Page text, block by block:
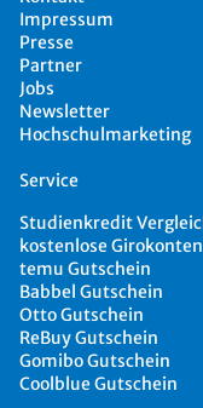
Impressum
Presse
Partner
Jobs
Newsletter
Hochschulmarketing
Service
Studienkredit
kostenlose Girokonten
temu Gutschein
Babbel Gutschein
Otto Gutschein
ReBuy Gutschein
Gomibo Gutschein
Coolblue Gutschein